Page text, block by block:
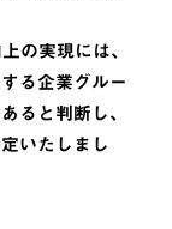
の実現には、
る企業グルー
ると判断し、
いたしまし